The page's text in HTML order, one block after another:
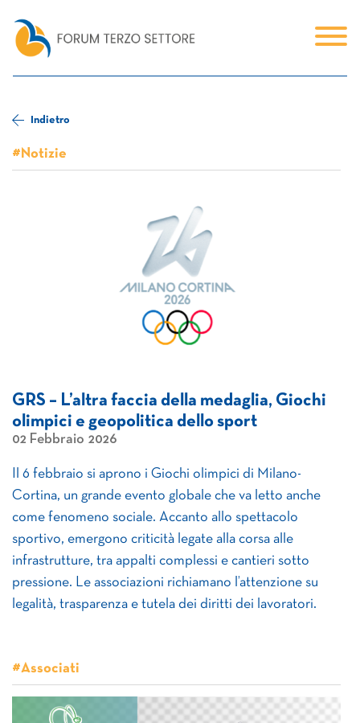
Indietro
#Notizie
GRS – L’altra faccia della medaglia, Giochi
olimpici e geopolitica dello sport
02 Febbraio 2026
Il 6 febbraio si aprono i Giochi olimpici di Milano-
Cortina, un grande evento globale che va letto anche
come fenomeno sociale. Accanto allo spettacolo
sportivo, emergono criticità legate alla corsa alle
infrastrutture, tra appalti complessi e cantieri sotto
pressione. Le associazioni richiamano l’attenzione su
legalità, trasparenza e tutela dei diritti dei lavoratori.
#Associati